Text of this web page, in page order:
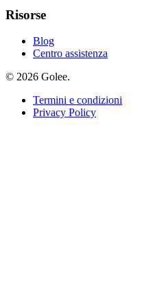
Risorse
Blog
Centro assistenza
© 2026 Golee.
Termini e condizioni
Privacy Policy